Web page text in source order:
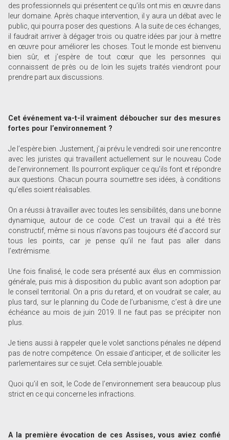
des professionnels qui présentent ce qu’ils ont mis en œuvre dans
leur domaine. Après chaque intervention, il y aura un débat avec le
public, qui pourra poser des questions. A la suite de ces échanges,
il faudrait arriver à dégager trois ou quatre idées par jour à mettre
en œuvre pour améliorer les choses. Tout le monde est bienvenu
bien sûr, et j’espère de tout cœur que les personnes qui
connaissent de près ou de loin les sujets traités viendront pour
prendre part aux ­discussions.
Cet événement va-t-il vraiment déboucher sur des mesures
fortes pour l’environnement ?
Je l’espère bien. Justement, j’ai prévu le vendredi soir une rencontre
avec les juristes qui travaillent actuellement sur le nouveau Code
de l’environnement. Ils pourront expliquer ce qu’ils font et répondre
aux questions. Chacun pourra soumettre ses idées, à ­conditions
qu’elles soient ­réalisables.
On a réussi à travailler avec toutes les sensibilités, dans une bonne
dynamique, autour de ce code. C’est un travail qui a été très
constructif, même si nous n’avons pas toujours été d’accord sur
tous les points, car je pense qu’il ne faut pas aller dans
l’extrémisme.
Une fois finalisé, le code sera présenté aux élus en commission
générale, puis mis à disposition du public avant son adoption par
le conseil territorial. On a pris du retard, et on voudrait se caler, au
plus tard, sur le planning du Code de l’urbanisme, c’est à dire une
échéance au mois de juin 2019. Il ne faut pas se précipiter non
plus.
Je tiens aussi à rappeler que le volet sanctions pénales ne dépend
pas de notre compétence. On essaie d’anticiper, et de solliciter les
parlementaires sur ce sujet. Cela semble jouable.
Quoi qu’il en soit, le Code de l’environnement sera beaucoup plus
strict en ce qui concerne les infractions.
A la première évocation de ces Assises, vous aviez confié